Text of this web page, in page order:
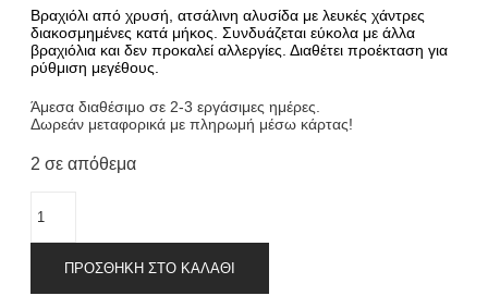
WAS:
18.00€.
ΤΙΜΉ
ΕΊΝΑΙ:
15.00€.
Βραχιόλι από χρυσή, ατσάλινη αλυσίδα με λευκές χάντρες
διακοσμημένες κατά μήκος. Συνδυάζεται εύκολα με άλλα
βραχιόλια και δεν προκαλεί αλλεργίες. Διαθέτει προέκταση για
ρύθμιση μεγέθους.
Άμεσα διαθέσιμο σε 2-3 εργάσιμες ημέρες.
Δωρεάν μεταφορικά με πληρωμή μέσω κάρτας!
2 σε απόθεμα
με
τιρκουάζ
στοιχεία
χρυσό
ποσότητα
ΠΡΟΣΘΉΚΗ ΣΤΟ ΚΑΛΆΘΙ